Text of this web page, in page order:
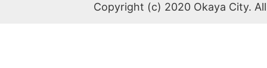
Copyright (c) 2020 Okaya City.